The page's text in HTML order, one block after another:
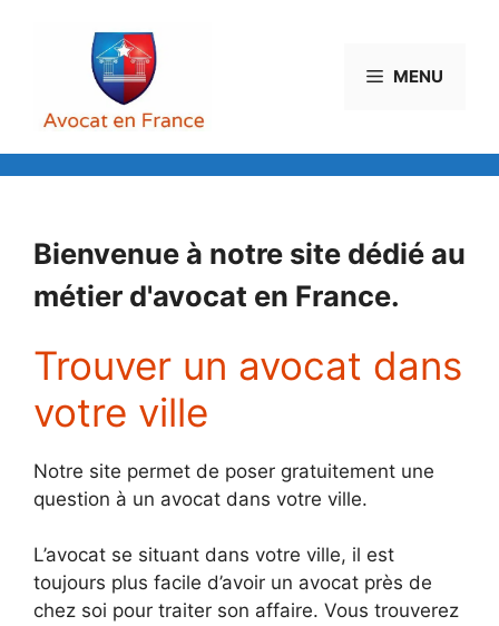
MENU
Bienvenue à notre site dédié au
métier d'avocat en France.
Trouver un avocat dans
votre ville
Notre site permet de poser gratuitement une
question à un avocat dans votre ville.
L’avocat se situant dans votre ville, il est
toujours plus facile d’avoir un avocat près de
chez soi pour traiter son affaire. Vous trouverez